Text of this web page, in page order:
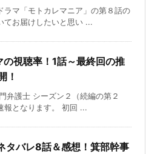
ラマ「モトカレマニア」の第８話の
てお届けしたいと思い ...
視聴率！1話～最終回の推
！
弁護士 シーズン２（続編の第２
報となります。 初回 ...
タバレ8話＆感想！箕部幹事